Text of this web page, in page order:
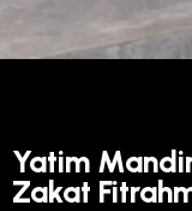
Yatim
Zakat